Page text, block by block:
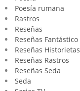
Poesía rumana
Rastros
Reseñas
Reseñas Fantástico
Reseñas Historietas
Reseñas Rastros
Reseñas Seda
Seda